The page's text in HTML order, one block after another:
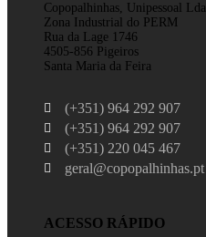
Copopalhinhas, Unipessoal Lda
Zona Industrial do PERM
Rua da Lage 1746
4505-856 Pigeiros
Santa Maria da Feira
(+351) 964 292 907
(+351) 964 292 907
(+351) 220 045 467
geral@copopalhinhas.pt
ACESSO RÁPIDO